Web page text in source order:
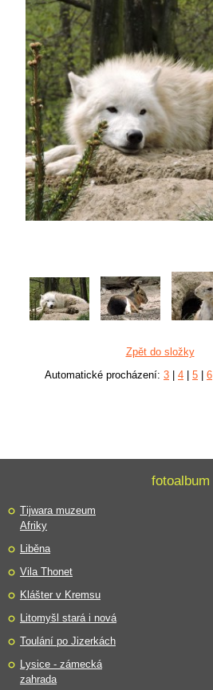
Zpět do složky
Automatické procházení: 3 4 5 6
fotoalbum
Tijwara muzeum
Afriky
Liběna
Vila Thonet
Klášter v Kremsu
Litomyšl stará i nová
Toulání po Jizerkách
Lysice - zámecká
zahrada